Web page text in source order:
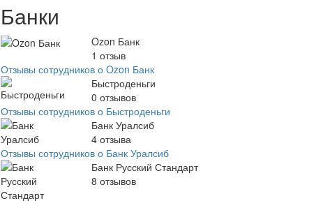
Банки
Ozon Банк
1 отзыв
Отзывы сотрудников о Ozon Банк
Быстроденьги
0 отзывов
Отзывы сотрудников о Быстроденьги
Банк Уралсиб
4 отзыва
Отзывы сотрудников о Банк Уралсиб
Банк Русский Стандарт
8 отзывов